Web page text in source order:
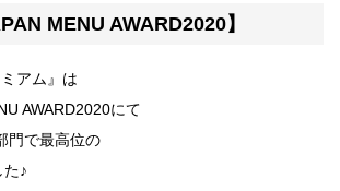
MENU AWARD2020】
アム』は
AWARD2020にて
門で最高位の
た♪